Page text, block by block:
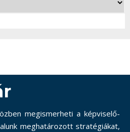
megismerheti a képviselő-
meghatározott stratégiákat,